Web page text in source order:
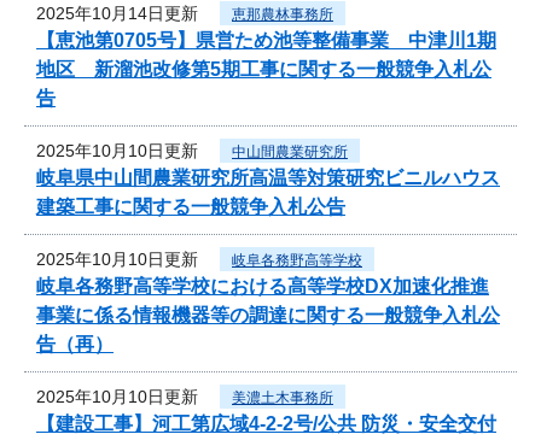
2025年10月14日更新 恵那農林事務所
【恵池第0705号】県営ため池等整備事業 中津川1期
地区 新溜池改修第5期工事に関する一般競争入札公
告
2025年10月10日更新 中山間農業研究所
岐阜県中山間農業研究所高温等対策研究ビニルハウス
建築工事に関する一般競争入札公告
2025年10月10日更新 岐阜各務野高等学校
岐阜各務野高等学校における高等学校DX加速化推進
事業に係る情報機器等の調達に関する一般競争入札公
告（再）
2025年10月10日更新 美濃土木事務所
【建設工事】河工第広域4-2-2号/公共 防災・安全交付